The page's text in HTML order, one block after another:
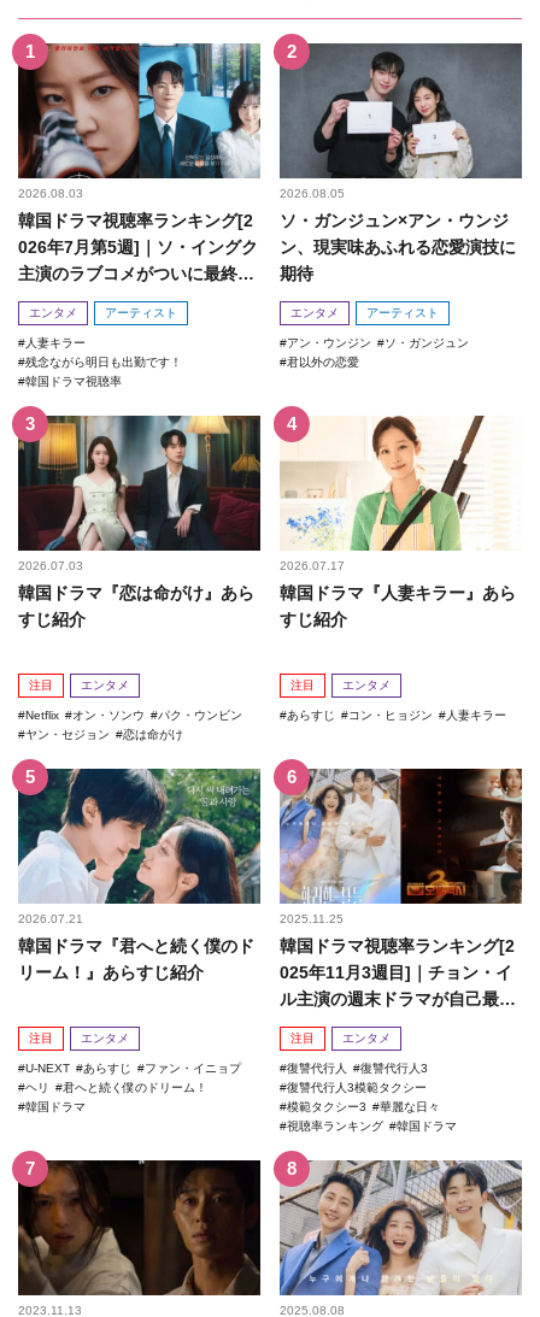
2026.08.03
韓国ドラマ視聴率ランキング[2
026年7月第5週]｜ソ・イングク
主演のラブコメがついに最終
回！
エンタメ アーティスト
人妻キラー
残念ながら明日も出勤です！
韓国ドラマ視聴率
2026.08.05
ソ・ガンジュン×アン・ウンジ
ン、現実味あふれる恋愛演技に
期待
エンタメ アーティスト
アン・ウンジン
ソ・ガンジュン
君以外の恋愛
2026.07.03
韓国ドラマ『恋は命がけ』あら
すじ紹介
注目 エンタメ
Netflix オン・ソンウ
パク・ウンビン
ヤン・セジョン
恋は命がけ
2026.07.17
韓国ドラマ『人妻キラー』あら
すじ紹介
注目 エンタメ
あらすじ コン・ヒョジン 人妻キラー
2026.07.21
韓国ドラマ『君へと続く僕のド
リーム！』あらすじ紹介
注目 エンタメ
U-NEXT あらすじ
ファン・イニョプ
ヘリ
君へと続く僕のドリーム！
韓国ドラマ
2025.11.25
韓国ドラマ視聴率ランキング[2
025年11月3週目]｜チョン・イ
ル主演の週末ドラマが自己最高
記録を更新！
注目 エンタメ
復讐代行人
復讐代行人3
復讐代行人3模範タクシー
模範タクシー3
華麗な日々
視聴率ランキング
韓国ドラマ
2023.11.13 2025.08.08